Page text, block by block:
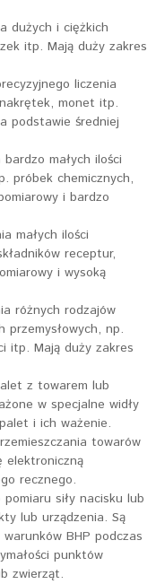
dużych i ciężkich
itp. Mają duży zakres
liczenia
monet itp.
podstawie średniej
małych ilości
próbek chemicznych,
i bardzo
małych ilości
receptur,
i wysoką
różnych rodzajów
przemysłowych, np.
itp. Mają duży zakres
z towarem lub
w specjalne widły
i ich ważenie.
towarów
elektroniczną
recznego.
siły nacisku lub
lub urządzenia. Są
BHP podczas
punktów
zwierząt.